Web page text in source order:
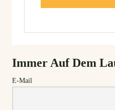
Immer Auf Dem
E-Mail